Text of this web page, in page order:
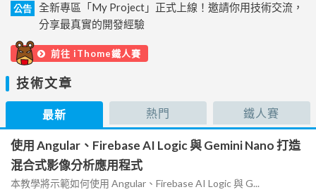
公告
全新專區「My Project」正式上線！邀請你用技術交流，
分享最真實的開發經驗
前往 iThome鐵人賽
技術文章
最新 熱門 鐵人賽
使用 Angular、Firebase AI Logic 與 Gemini Nano 打造
混合式影像分析應用程式
本教學將示範如何使用 Angular、Firebase AI Logic 與 G...